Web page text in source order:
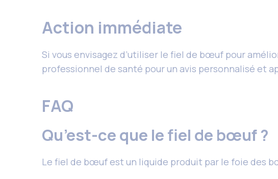
Action immédiate
Si vous envisagez d’utiliser le fiel de bœuf pour
professionnel de santé pour un avis personnalisé et
FAQ
Qu’est-ce que le fiel de bœuf ?
Le fiel de bœuf est un liquide produit par le foie des